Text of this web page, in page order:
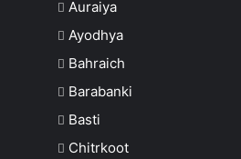
Auraiya
Ayodhya
Bahraich
Barabanki
Basti
Chitrkoot